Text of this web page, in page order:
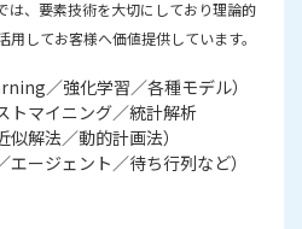
は、要素技術を大切にしており理論的
してお客様へ価値提供しています。
／強化学習／各種モデル）
トマイニング／統計解析
解法／動的計画法）
ージェント／待ち行列など）